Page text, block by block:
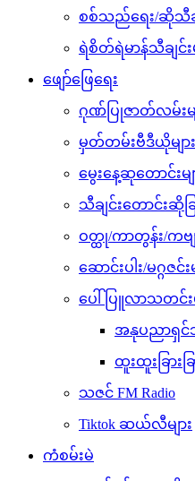
စစ်သည်ရေး/ဆိုသီချ
ရဲစိတ်ရဲမာန်သီချင်းမ
ဖျော်ဖြေရေး
ဂုဏ်ပြုဇာတ်လမ်းမျ
မှတ်တမ်းဗီဒီယိုများ
မွေးနေ့ဆုတောင်းမျ
သီချင်းတောင်းဆိုခြ
ဝတ္ထု/ကာတွန်း/ကဗျ
ဆောင်းပါး/မဂ္ဂဇင်း
ပေါ်ပြူလာသတင်းမ
အနုပညာရှင်
ထူးထူးခြားခ
သဇင် FM Radio
Tiktok ဆယ်လီများ
ကံစမ်းမဲ